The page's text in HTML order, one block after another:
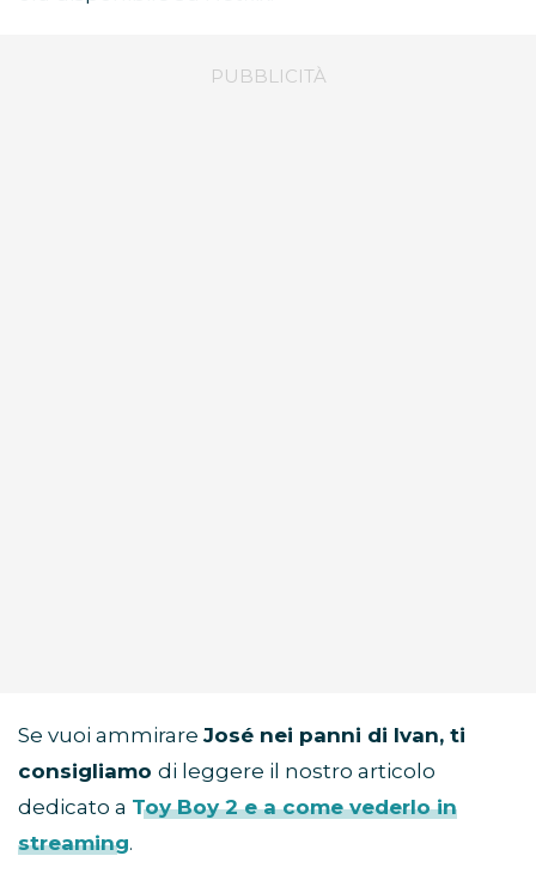
Se vuoi ammirare José nei panni di Ivan, ti
consigliamo di leggere il nostro articolo
dedicato a Toy Boy 2 e a come vederlo in
streaming.